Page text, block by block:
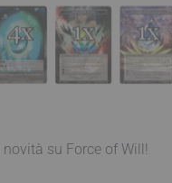
su Force of Will!